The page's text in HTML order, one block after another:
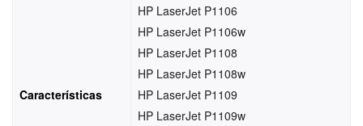
Características
HP LaserJet P1106
HP LaserJet P1106w
HP LaserJet P1108
HP LaserJet P1108w
HP LaserJet P1109
HP LaserJet P1109w